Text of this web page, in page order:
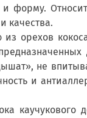
форму.
качества.
орехов
не
и